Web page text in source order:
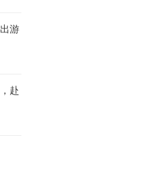
游
赴